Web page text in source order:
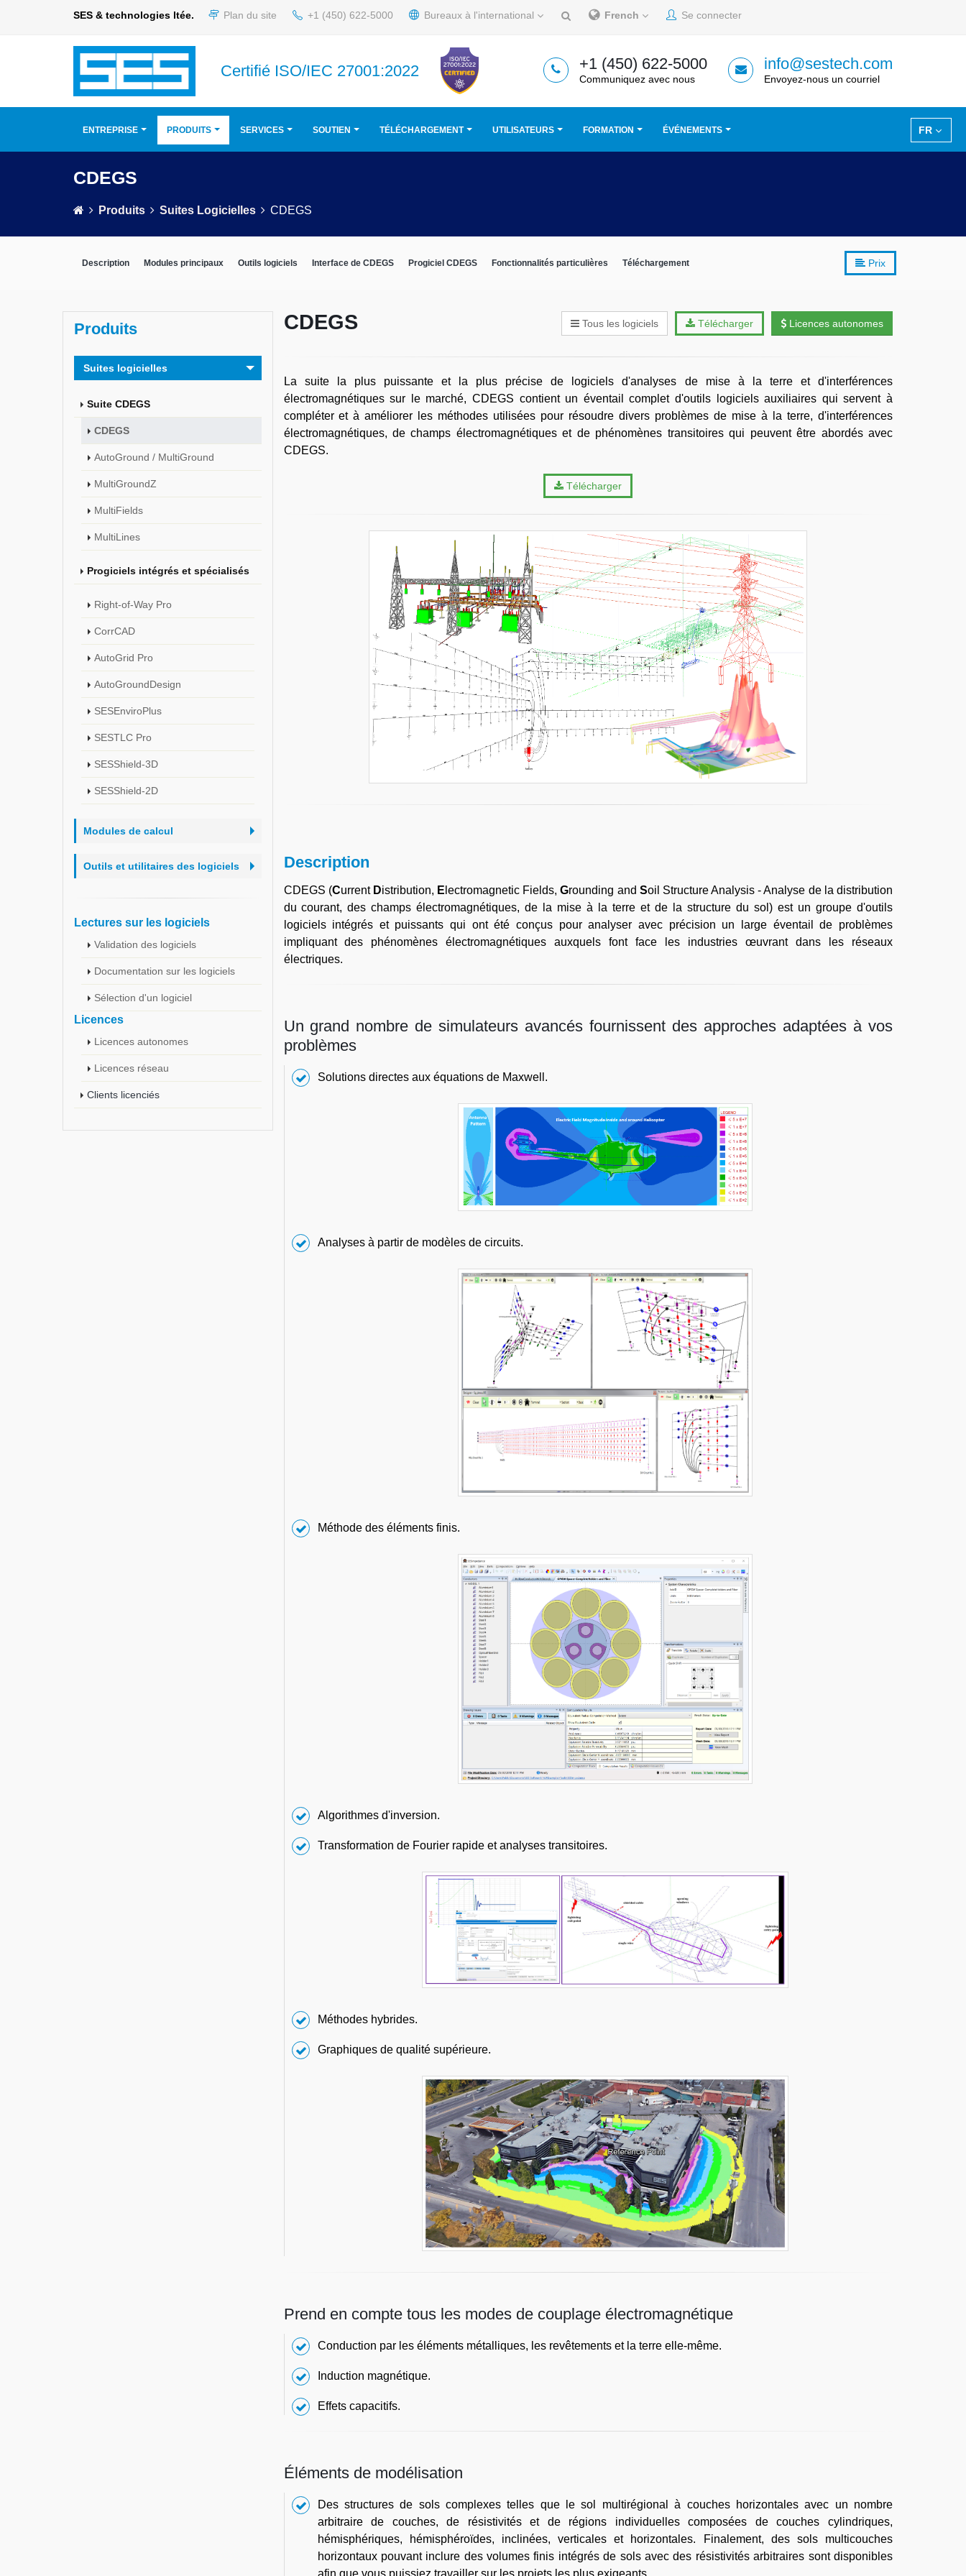
SES & technologies ltée. Plan du site +1 (450) 622-5000 Bureaux à l'international French Se connecter
Certifié ISO/IEC 27001:2022 +1 (450) 622-5000
Communiquez avec nous
info@sestech.com
Envoyez-nous un courriel
FR
ENTREPRISE PRODUITS SERVICES SOUTIEN TÉLÉCHARGEMENT UTILISATEURS FORMATION ÉVÉNEMENTS
CDEGS
Produits Suites Logicielles CDEGS
Prix
Description Modules principaux Outils logiciels Interface de CDEGS Progiciel CDEGS Fonctionnalités particulières Téléchargement
Produits
Suites logicielles
Suite CDEGS
CDEGS
AutoGround / MultiGround
MultiGroundZ
MultiFields
MultiLines
Progiciels intégrés et spécialisés
Right-of-Way Pro
CorrCAD
AutoGrid Pro
AutoGroundDesign
SESEnviroPlus
SESTLC Pro
SESShield-3D
SESShield-2D
Modules de calcul
Outils et utilitaires des logiciels
Lectures sur les logiciels
Validation des logiciels
Documentation sur les logiciels
Sélection d'un logiciel
Licences
Licences autonomes
Licences réseau
Clients licenciés
Licences autonomes
Télécharger
Tous les logiciels
CDEGS
La suite la plus puissante et la plus précise de logiciels d'analyses de mise à la terre et d'interférences
électromagnétiques sur le marché, CDEGS contient un éventail complet d'outils logiciels auxiliaires qui servent à
compléter et à améliorer les méthodes utilisées pour résoudre divers problèmes de mise à la terre, d'interférences
électromagnétiques, de champs électromagnétiques et de phénomènes transitoires qui peuvent être abordés avec
CDEGS.
Télécharger
Description
CDEGS (Current Distribution, E lectromagnetic Fields,Grounding and Soil Structure Analysis - Analyse de la distribution
du courant, des champs électromagnétiques, de la mise à la terre et de la structure du sol) est un groupe d'outils
logiciels intégrés et puissants qui ont été conçus pour analyser avec précision un large éventail de problèmes
impliquant des phénomènes électromagnétiques auxquels font face les industries œuvrant dans les réseaux
électriques.
Un grand nombre de simulateurs avancés fournissent des approches adaptées à vos
problèmes
Solutions directes aux équations de Maxwell.
Analyses à partir de modèles de circuits.
Méthode des éléments finis.
Algorithmes d'inversion.
Transformation de Fourier rapide et analyses transitoires.
Méthodes hybrides.
Graphiques de qualité supérieure.
Prend en compte tous les modes de couplage électromagnétique
Conduction par les éléments métalliques, les revêtements et la terre elle-même.
Induction magnétique.
Effets capacitifs.
Éléments de modélisation
Des structures de sols complexes telles que le sol multirégional à couches horizontales avec un nombre
arbitraire de couches, de résistivités et de régions individuelles composées de couches cylindriques,
hémisphériques, hémisphéroïdes, inclinées, verticales et horizontales. Finalement, des sols multicouches
horizontaux pouvant inclure des volumes finis intégrés de sols avec des résistivités arbitraires sont disponibles